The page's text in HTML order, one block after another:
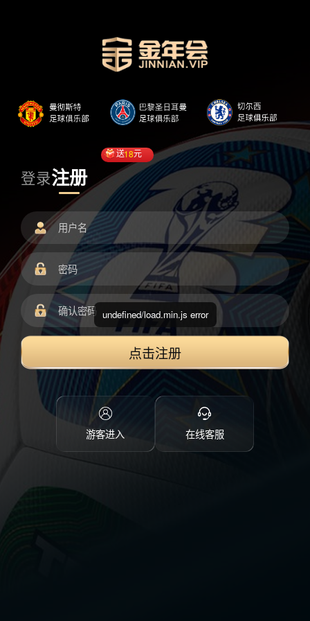
登录注册
送18元
点击注册
游客进入 在线客服
undefined/load.min.js error